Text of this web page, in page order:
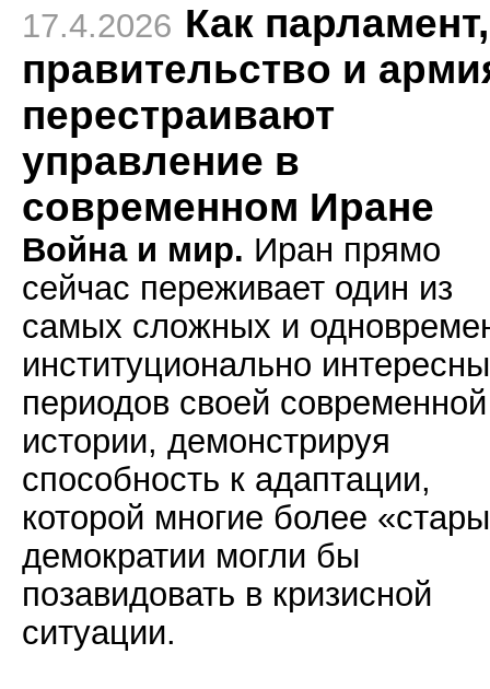
17.4.2026 Как парламент,
правительство и
перестраивают
управление в
современном Иране
Война и мир. Иран прямо
сейчас переживает один из
самых сложных и
институционально
периодов своей современной
истории, демонстрируя
способность к адаптации,
которой многие более
демократии могли бы
позавидовать в кризисной
ситуации.